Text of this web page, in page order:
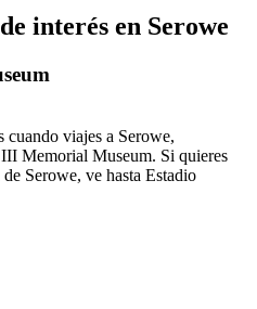
interés en Serowe
cuando viajes a Serowe,
Memorial Museum. Si quieres
Serowe, ve hasta Estadio